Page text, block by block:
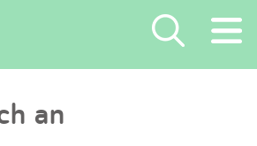
×
Suchen
an